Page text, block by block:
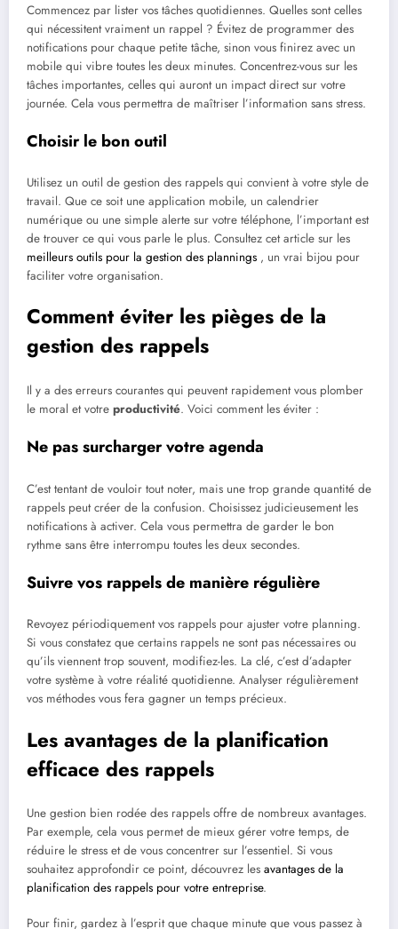
Commencez par lister vos tâches quotidiennes. Quelles sont celles
qui nécessitent vraiment un rappel ? Évitez de programmer des
notifications pour chaque petite tâche, sinon vous finirez avec un
mobile qui vibre toutes les deux minutes. Concentrez-vous sur les
tâches importantes, celles qui auront un impact direct sur votre
journée. Cela vous permettra de maîtriser l’information sans stress.
Choisir le bon outil
Utilisez un outil de gestion des rappels qui convient à votre style de
travail. Que ce soit une application mobile, un calendrier
numérique ou une simple alerte sur votre téléphone, l’important est
de trouver ce qui vous parle le plus. Consultez cet article sur les
meilleurs outils pour la gestion des plannings , un vrai bijou pour
faciliter votre organisation.
Comment éviter les pièges de la
gestion des rappels
Il y a des erreurs courantes qui peuvent rapidement vous plomber
le moral et votre productivité. Voici comment les éviter :
Ne pas surcharger votre agenda
C’est tentant de vouloir tout noter, mais une trop grande quantité de
rappels peut créer de la confusion. Choisissez judicieusement les
notifications à activer. Cela vous permettra de garder le bon
rythme sans être interrompu toutes les deux secondes.
Suivre vos rappels de manière régulière
Revoyez périodiquement vos rappels pour ajuster votre planning.
Si vous constatez que certains rappels ne sont pas nécessaires ou
qu’ils viennent trop souvent, modifiez-les. La clé, c’est d’adapter
votre système à votre réalité quotidienne. Analyser régulièrement
vos méthodes vous fera gagner un temps précieux.
Les avantages de la planification
efficace des rappels
Une gestion bien rodée des rappels offre de nombreux avantages.
Par exemple, cela vous permet de mieux gérer votre temps, de
réduire le stress et de vous concentrer sur l’essentiel. Si vous
souhaitez approfondir ce point, découvrez les avantages de la
planification des rappels pour votre entreprise.
Pour finir, gardez à l’esprit que chaque minute que vous passez à